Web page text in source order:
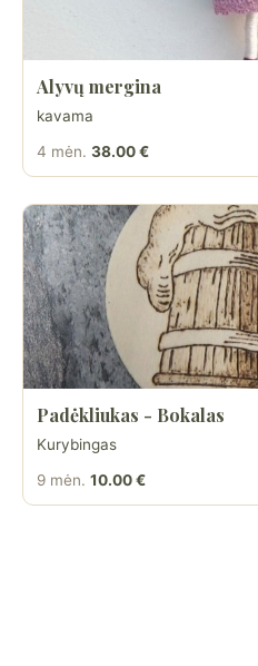
Alyvų mergina
kavama
4 mėn. 38.00 €
Padėkliukas - Bokalas
Kurybingas
9 mėn. 10.00 €